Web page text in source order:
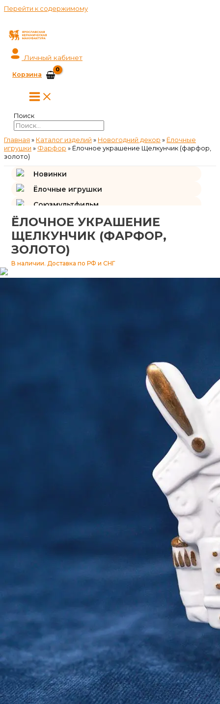
Перейти к содержимому
Личный кабинет
Корзина
Поиск
Главная » Каталог изделий » Новогодний декор » Ёлочные
игрушки » Фарфор » Ёлочное украшение Щелкунчик (фарфор,
золото)
Новинки
Ёлочные игрушки
Союзмультфильм
Подарки и сувениры
Изразцы
ЁЛОЧНОЕ УКРАШЕНИЕ
ЩЕЛКУНЧИК (ФАРФОР,
ЗОЛОТО)
В наличии. Доставка по РФ и СНГ